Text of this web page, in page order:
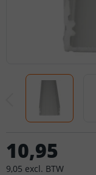
10,95
9,05 excl. BTW